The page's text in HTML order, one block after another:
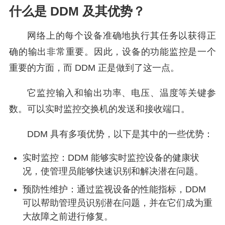
什么是 DDM 及其优势？
网络上的每个设备准确地执行其任务以获得正
确的输出非常重要。因此，设备的功能监控是一个
重要的方面，而 DDM 正是做到了这一点。
它监控输入和输出功率、电压、温度等关键参
数。可以实时监控交换机的发送和接收端口。
DDM 具有多项优势，以下是其中的一些优势：
实时监控：DDM 能够实时监控设备的健康状
况，使管理员能够快速识别和解决潜在问题。
预防性维护：通过监视设备的性能指标，DDM
可以帮助管理员识别潜在问题，并在它们成为重
大故障之前进行修复。